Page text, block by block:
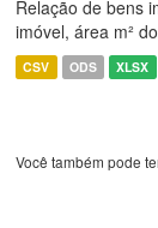
Relação de bens
imóvel, área m²
CSV ODS XLSX
Você também pode